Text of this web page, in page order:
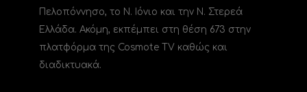
Πελοπόννησο, το N. Ιόνιο και την Ν. Στερεά
Ελλάδα. Ακόμη, εκπέμπει στη θέση 673 στην
πλατφόρμα της Cosmote TV καθώς και
διαδικτυακά.